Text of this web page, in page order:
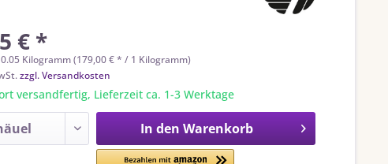
€ *
0.05 Kilogramm (179,00 € * / 1 Kilogramm)
zzgl. Versandkosten
versandfertig, Lieferzeit ca. 1-3 Werktage
In den Warenkorb